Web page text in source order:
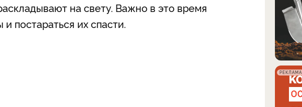
на свету. Важно в это время
постараться их спасти.
РЕКЛАМА